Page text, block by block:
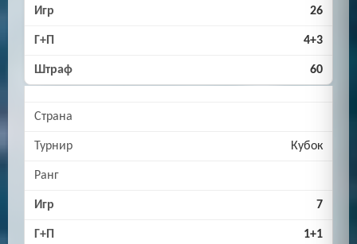
26
4+3
60
Кубок
7
1+1